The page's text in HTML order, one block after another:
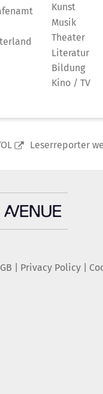
Kunst
Musik
Theater
Literatur
Bildung
Kino / TV
Leserreporter
Privacy Policy|